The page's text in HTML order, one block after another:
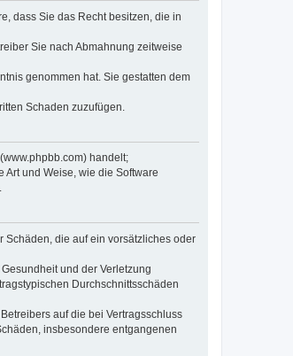
dass Sie das Recht besitzen, die in
Sie nach Abmahnung zeitweise
genommen hat. Sie gestatten dem
Schaden zuzufügen.
handelt;
und Weise, wie die Software
Schäden, die auf ein vorsätzliches oder
und der Verletzung
Durchschnittsschäden
auf die bei Vertragsschluss
insbesondere entgangenen